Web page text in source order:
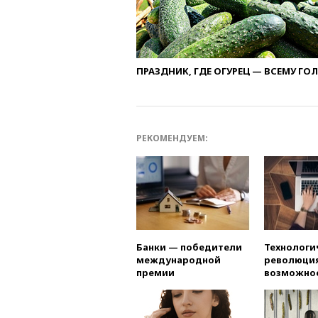
ПРАЗДНИК, ГДЕ ОГУРЕЦ — ВСЕМУ
РЕКОМЕНДУЕМ:
Банки — победители
международной
премии